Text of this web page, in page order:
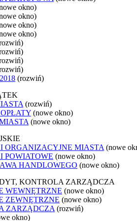
okno)
okno)
okno)
okno)
(rozwiń)
(rozwiń)
(nowe okno)
(nowe okno)
ORGANIZACYJNE MIASTA (nowe
POWIATOWE (nowe okno)
HANDLOWEGO (nowe okno)
KONTROLA ZARZĄDCZA
WEWNĘTRZNE (nowe okno)
ZEWNĘTRZNE (nowe okno)
ZARZĄDCZA (rozwiń)
okno)